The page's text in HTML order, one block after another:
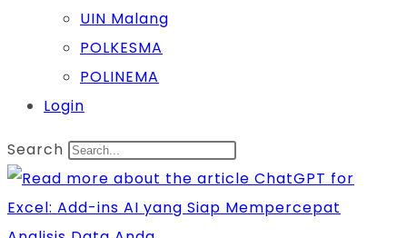
UIN Malang
POLKESMA
POLINEMA
Login
Search